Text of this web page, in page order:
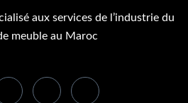
aux services de l’industrie du
meuble au Maroc